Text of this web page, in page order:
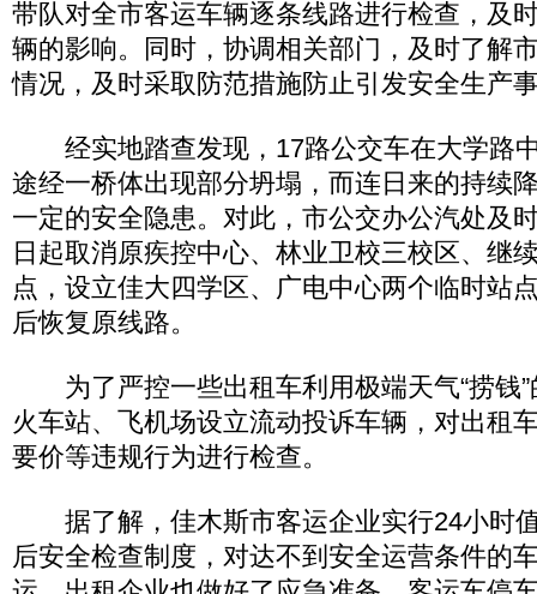
带队对全市客运车辆逐条线路进行检查，及
辆的影响。同时，协调相关部门，及时了解
情况，及时采取防范措施防止引发安全生产
经实地踏查发现，17路公交车在大学路
途经一桥体出现部分坍塌，而连日来的持续
一定的安全隐患。对此，市公交办公汽处及
日起取消原疾控中心、林业卫校三校区、继
点，设立佳大四学区、广电中心两个临时站
后恢复原线路。
为了严控一些出租车利用极端天气“捞钱”
火车站、飞机场设立流动投诉车辆，对出租
要价等违规行为进行检查。
据了解，佳木斯市客运企业实行24小时
后安全检查制度，对达不到安全运营条件的